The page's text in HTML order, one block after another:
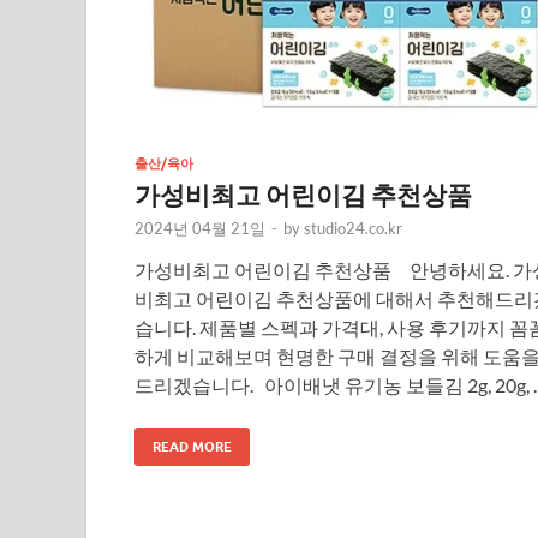
출산/육아
가성비최고 어린이김 추천상품
2024년 04월 21일 - bystudio24.co.kr
가성비최고 어린이김 추천상품 안녕하세요. 가
비최고 어린이김 추천상품에 대해서 추천해드리
습니다. 제품별 스펙과 가격대, 사용 후기까지 꼼
하게 비교해보며 현명한 구매 결정을 위해 도움을
드리겠습니다. 아이배냇 유기농 보들김 2g, 20g, …
READ MORE